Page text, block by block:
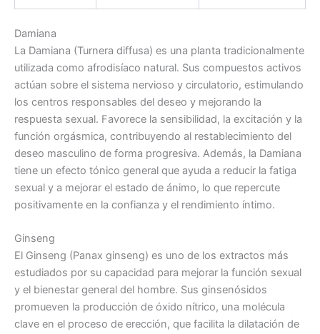
Damiana
La Damiana (Turnera diffusa) es una planta tradicionalmente
utilizada como afrodisíaco natural. Sus compuestos activos
actúan sobre el sistema nervioso y circulatorio, estimulando
los centros responsables del deseo y mejorando la
respuesta sexual. Favorece la sensibilidad, la excitación y la
función orgásmica, contribuyendo al restablecimiento del
deseo masculino de forma progresiva. Además, la Damiana
tiene un efecto tónico general que ayuda a reducir la fatiga
sexual y a mejorar el estado de ánimo, lo que repercute
positivamente en la confianza y el rendimiento íntimo.
Ginseng
El Ginseng (Panax ginseng) es uno de los extractos más
estudiados por su capacidad para mejorar la función sexual
y el bienestar general del hombre. Sus ginsenósidos
promueven la producción de óxido nítrico, una molécula
clave en el proceso de erección, que facilita la dilatación de